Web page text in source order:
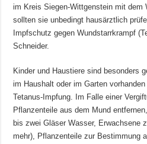
im Kreis Siegen-Wittgenstein mit dem
sollten sie unbedingt hausärztlich
Impfschutz gegen Wundstarrkrampf
Schneider.
Kinder und Haustiere sind besonders
im Haushalt oder im Garten
Tetanus-Impfung. Im Falle einer
Pflanzenteile aus dem Mund
bis zwei Gläser Wasser, Erwachsene
mehr), Pflanzenteile zur Bestimmung